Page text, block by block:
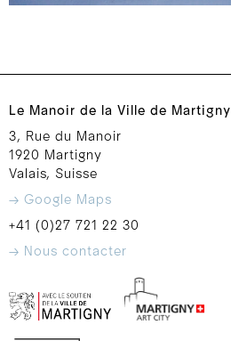
Le Manoir de la Ville de Martigny
3, Rue du Manoir
1920 Martigny
Valais, Suisse
→ Google Maps
+41 (0)27 721 22 30
→ Nous contacter